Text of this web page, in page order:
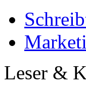
Leser &